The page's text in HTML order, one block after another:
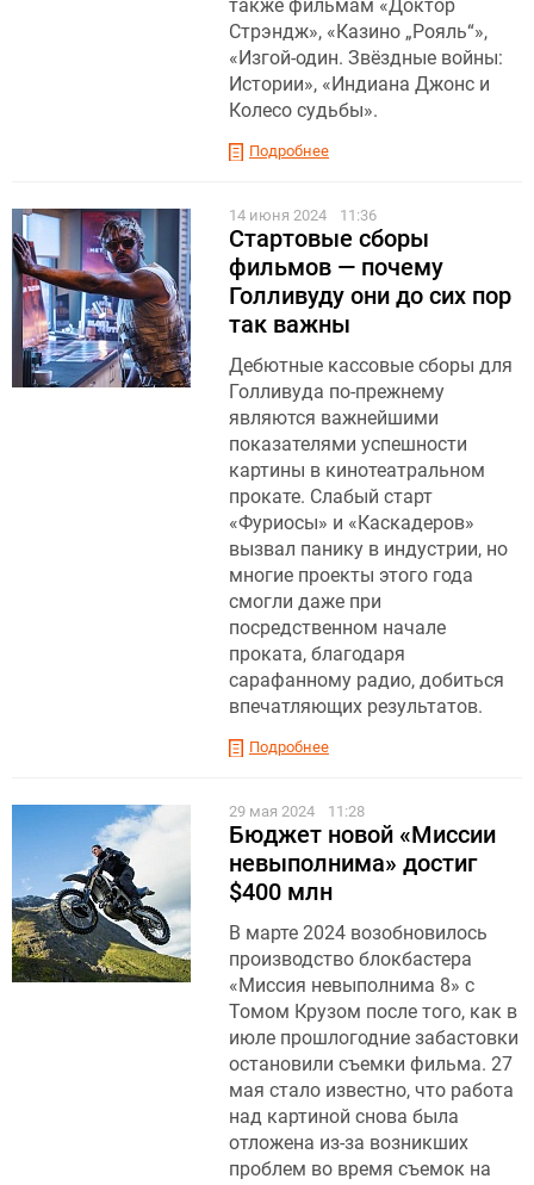
также фильмам «Доктор
Стрэндж», «Казино „Рояль“»,
«Изгой-один. Звёздные войны:
Истории», «Индиана Джонс и
Колесо судьбы».
Подробнее
14 июня 2024 11:36
Стартовые сборы
фильмов — почему
Голливуду они до сих пор
так важны
Дебютные кассовые сборы для
Голливуда по-прежнему
являются важнейшими
показателями успешности
картины в кинотеатральном
прокате. Слабый старт
«Фуриосы» и «Каскадеров»
вызвал панику в индустрии, но
многие проекты этого года
смогли даже при
посредственном начале
проката, благодаря
сарафанному радио, добиться
впечатляющих результатов.
Подробнее
29 мая 2024 11:28
Бюджет новой «Миссии
невыполнима» достиг
$400 млн
В марте 2024 возобновилось
производство блокбастера
«Миссия невыполнима 8» с
Томом Крузом после того, как в
июле прошлогодние забастовки
остановили съемки фильма. 27
мая стало известно, что работа
над картиной снова была
отложена из-за возникших
проблем во время съемок на